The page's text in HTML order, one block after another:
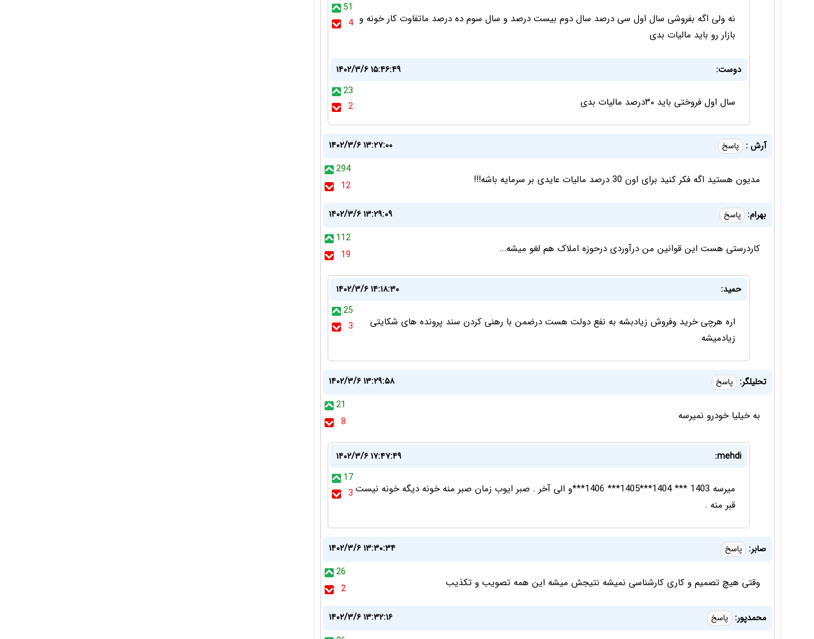
51
4 نه ولی اگه بفروشی سال اول سی درصد سال دوم بیست درصد و سال سوم ده درصد ماتفاوت کار خونه و
بازار رو باید مالیات بدی
دوست:
۱۴۰۲/۳/۶ ۱۵:۴۶:۴۹
23
2
سال اول فروختی باید ۳۰درصد مالیات بدی
آرش : پاسخ
۱۴۰۲/۳/۶ ۱۳:۲۷:۰۰
294
12
مدیون هستید اگه فکر کنید برای اون 30 درصد مالیات عایدی بر سرمایه باشه!!!
بهرام: پاسخ
۱۴۰۲/۳/۶ ۱۳:۲۹:۰۹
112
19
کاردرستی هست این قوانین من درآوردی درحوزه املاک هم لغو میشه...
حمید:
۱۴۰۲/۳/۶ ۱۴:۱۸:۳۰
25
3
اره هرچی خرید وفروش زیادبشه به نفع دولت هست درضمن با رهنی کردن سند پرونده های شکایتی
زیادمیشه
تحلیلگر: پاسخ
۱۴۰۲/۳/۶ ۱۳:۲۹:۵۸
21
8
به خیلیا خودرو نمیرسه
mehdi:
۱۴۰۲/۳/۶ ۱۷:۴۷:۴۹
17
3 میرسه 1403 *** 1404***1405*** 1406***و الی آخر . صبر ایوب زمان صبر منه خونه دیگه خونه نیست
قبر منه .
صابر: پاسخ
۱۴۰۲/۳/۶ ۱۳:۳۰:۳۴
26
2
وقتی هیچ تصمیم و کاری کارشناسی نمیشه نتیجش میشه این همه تصویب و تکذیب
محمدپور: پاسخ
۱۴۰۲/۳/۶ ۱۳:۳۲:۱۶